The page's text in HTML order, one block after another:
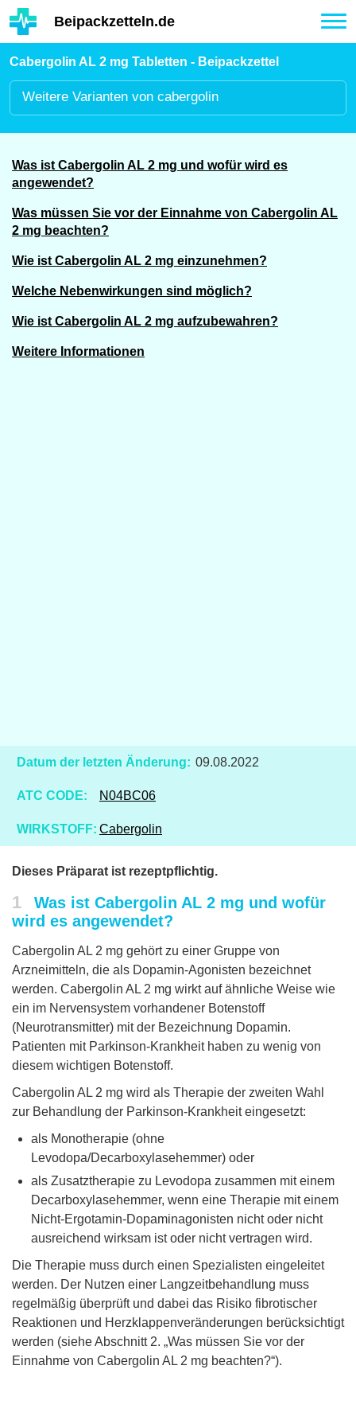
Hauptinhalt
Beipackzetteln.de
Cabergolin AL 2 mg Tabletten - Beipackzettel
Weitere Varianten von cabergolin
Was ist Cabergolin AL 2 mg und wofür wird es
angewendet?
Was müssen Sie vor der Einnahme von Cabergolin AL
2 mg beachten?
Wie ist Cabergolin AL 2 mg einzunehmen?
Welche Nebenwirkungen sind möglich?
Wie ist Cabergolin AL 2 mg aufzubewahren?
Weitere Informationen
Datum der letzten Änderung: 09.08.2022
ATC CODE: N04BC06
WIRKSTOFF: Cabergolin
Dieses Präparat ist rezeptpflichtig.
1
Was ist Cabergolin AL 2 mg und wofür
wird es angewendet?
Cabergolin AL 2 mg gehört zu einer Gruppe von
Arzneimitteln, die als Dopamin-Agonisten bezeichnet
werden. Cabergolin AL 2 mg wirkt auf ähnliche Weise wie
ein im Nervensystem vorhandener Botenstoff
(Neurotransmitter) mit der Bezeichnung Dopamin.
Patienten mit Parkinson-Krankheit haben zu wenig von
diesem wichtigen Botenstoff.
Cabergolin AL 2 mg wird als Therapie der zweiten Wahl
zur Behandlung der Parkinson-Krankheit eingesetzt:
als Monotherapie (ohne
Levodopa/Decarboxylasehemmer) oder
als Zusatztherapie zu Levodopa zusammen mit einem
Decarboxylasehemmer, wenn eine Therapie mit einem
Nicht-Ergotamin-Dopaminagonisten nicht oder nicht
ausreichend wirksam ist oder nicht vertragen wird.
Die Therapie muss durch einen Spezialisten eingeleitet
werden. Der Nutzen einer Langzeitbehandlung muss
regelmäßig überprüft und dabei das Risiko fibrotischer
Reaktionen und Herzklappenveränderungen berücksichtigt
werden (siehe Abschnitt 2. „Was müssen Sie vor der
Einnahme von Cabergolin AL 2 mg beachten?“).